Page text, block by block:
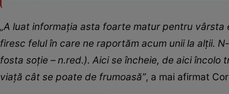
„A luat informația asta foarte matur pentru vârsta
firesc felul în care ne raportăm acum unii la alții.
fosta soție – n.red.). Aici se încheie, de aici
viață cât se poate de frumoasă”, a mai afirmat